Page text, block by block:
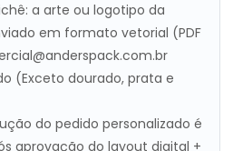
a arte ou logotipo da
em formato vetorial (PDF
(Exceto dourado, prata e
do pedido personalizado é
aprovação do layout digital +